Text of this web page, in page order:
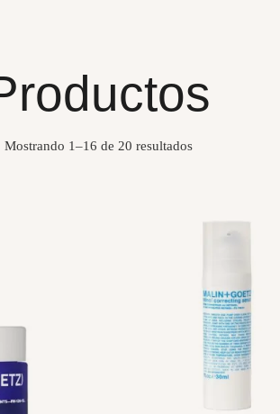
Mostrando 1–16 de 20 resultados